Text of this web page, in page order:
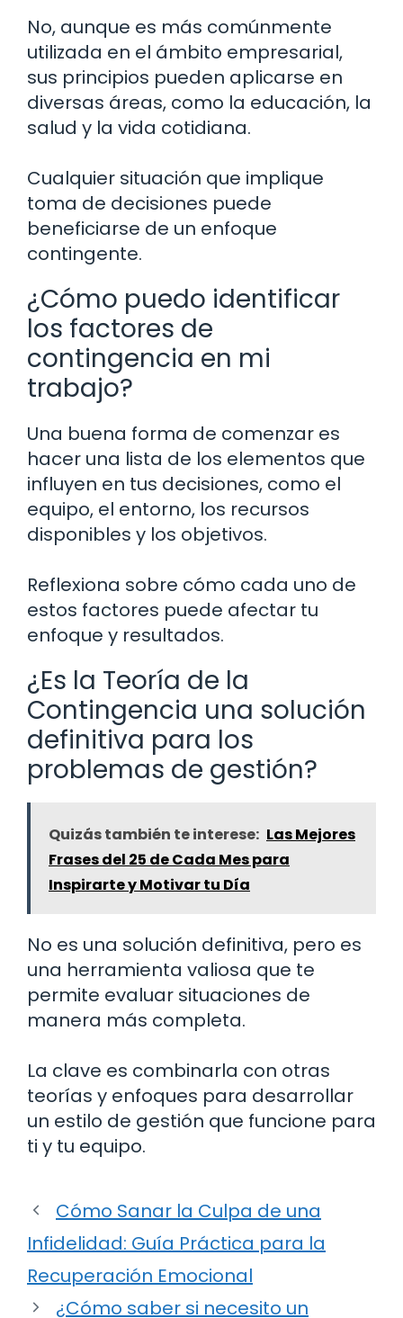
No, aunque es más comúnmente
utilizada en el ámbito empresarial,
sus principios pueden aplicarse en
diversas áreas, como la educación, la
salud y la vida cotidiana.
Cualquier situación que implique
toma de decisiones puede
beneficiarse de un enfoque
contingente.
¿Cómo puedo identificar
los factores de
contingencia en mi
trabajo?
Una buena forma de comenzar es
hacer una lista de los elementos que
influyen en tus decisiones, como el
equipo, el entorno, los recursos
disponibles y los objetivos.
Reflexiona sobre cómo cada uno de
estos factores puede afectar tu
enfoque y resultados.
¿Es la Teoría de la
Contingencia una solución
definitiva para los
problemas de gestión?
Quizás también te interese: Las Mejores
Frases del 25 de Cada Mes para
Inspirarte y Motivar tu Día
No es una solución definitiva, pero es
una herramienta valiosa que te
permite evaluar situaciones de
manera más completa.
La clave es combinarla con otras
teorías y enfoques para desarrollar
un estilo de gestión que funcione para
ti y tu equipo.
Cómo Sanar la Culpa de una
Infidelidad: Guía Práctica para la
Recuperación Emocional
¿Cómo saber si necesito un